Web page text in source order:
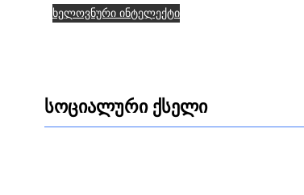
ხელოვნური ინტელექტი
სოციალური ქსელი